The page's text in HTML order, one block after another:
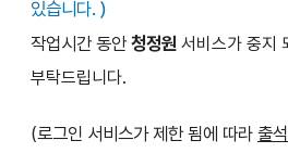
있습니다. )
작업시간 동안청정원 서비스가 중지
부탁드립니다.
(로그인 서비스가 제한 됨에 따라 출